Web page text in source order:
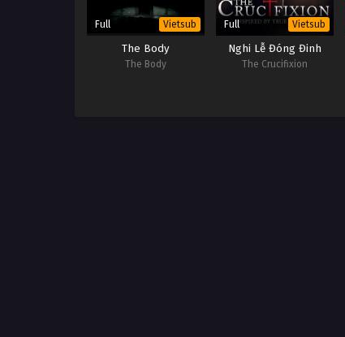
Full Vietsub
The Body
The Body
Full Vietsub
Nghi Lễ Đóng Đinh
The Crucifixion